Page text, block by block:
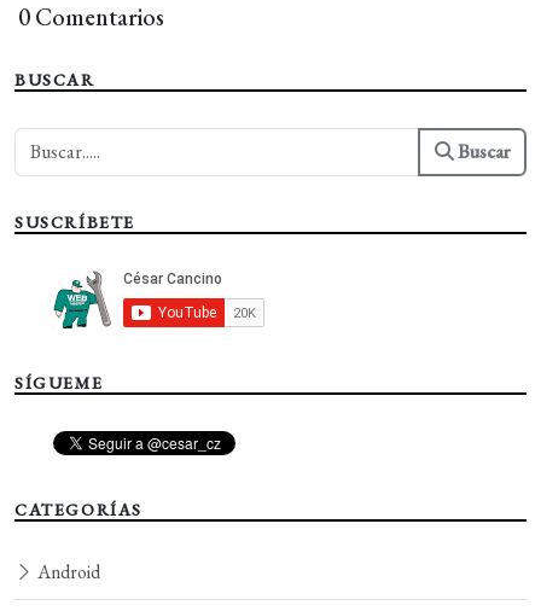
0 Comentarios
BUSCAR
Buscar
SUSCRÍBETE
SÍGUEME
CATEGORÍAS
Android